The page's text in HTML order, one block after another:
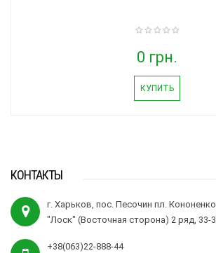
0 грн.
КУПИТЬ
КОНТАКТЫ
г. Харьков, пос. Песочин пл.
"Лоск" (Восточная сторона) 2 ряд, 33-
+38(063)22-888-44